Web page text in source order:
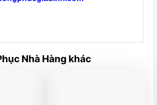
Nhà Hàng khác